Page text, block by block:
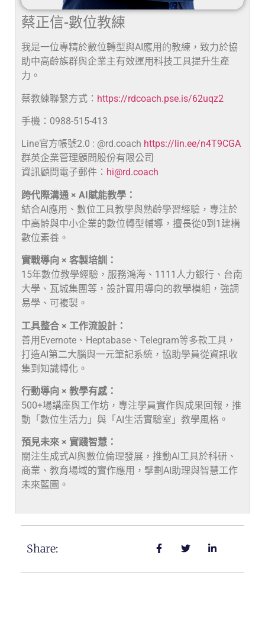
蔡正信-數位教練
我是一位專精於數位轉型與AI應用的教練，致力於協
助中高齡族群與企業主有效運用科技工具提升生產
力。
蔡教練聯繫方式： https://rdcoach.pse.is/62uqz2
手機：0988-515-413
Line官方帳號2.0 : @rd.coach https://lin.ee/n4T9CGA
群英企業管理顧問股份有限公司
資訊顧問電子郵件： hi@rd.coach
跨代際溝通 × AI賦能教學：
結合AI應用、數位工具教學與熟齡學習經驗，專注於
中高齡與中小企業的數位轉型輔導，擅長從0到1建構
數位素養。
實戰導向 × 客製培訓：
15年數位教學經驗，服務鴻海、1111人力銀行、台南
大學、瓦城集團等，設計實用導向的教學模組，強調
易學、可複製。
工具整合 × 工作流設計：
善用Evernote、Heptabase、Telegram等多款工具，
打造AI第二大腦與一元筆記系統，協助學員從資訊收
集到知識轉化。
行動導向 × 教學有感：
500+場講座與工作坊，專注學員實作與成果回報，推
動「數位生活力」與「AI生活實驗室」教學風格。
預見未來 × 實踐智慧：
關注生成式AI與數位倫理發展，推動AI工具於科研、
商業、教育場域的實作應用，擘劃AI助理與智慧工作
未來藍圖。
Share: